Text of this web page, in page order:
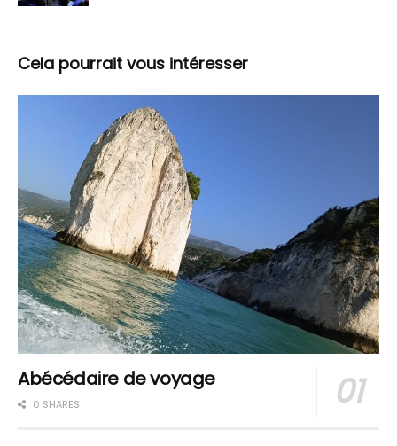
Cela pourrait vous intéresser
Abécédaire de voyage
0 SHARES